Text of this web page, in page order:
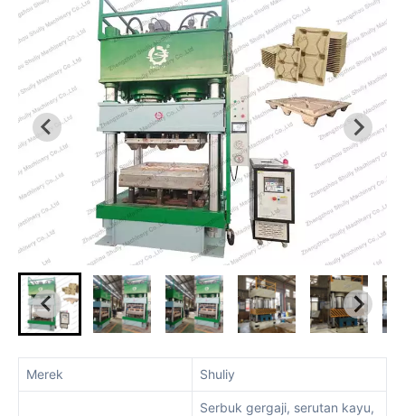
Merek Shuliy
Serbuk gergaji, serutan kayu,